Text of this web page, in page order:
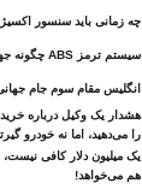
چه زمانی باید سنسور
سیستم ترمز ABS چگونه جهان خودرو را نجات داد؟
انگلیس مقام سوم جام‌
هشدار یک وکیل درباره
را می‌دهید، اما نه خودرو
یک میلیون دلار کافی نیست،
هم می‌خواهد!